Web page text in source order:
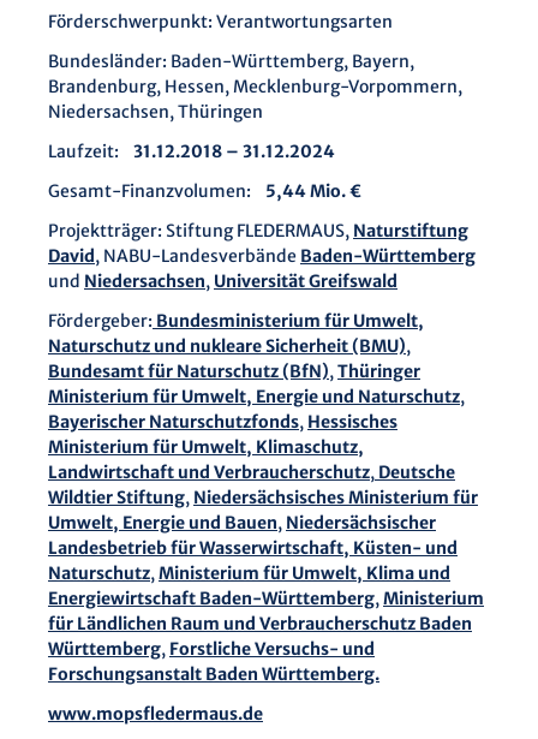
Förderschwerpunkt: Verantwortungsarten
Bundesländer: Baden-Württemberg, Bayern,
Brandenburg, Hessen, Mecklenburg-Vorpommern,
Niedersachsen, Thüringen
Laufzeit: 31.12.2018 – 31.12.2024
Gesamt-Finanzvolumen: 5,44 Mio. €
Projektträger: Stiftung FLEDERMAUS, Naturstiftung
David , NABU-Landesverbände Baden-Württemberg
und Niedersachsen, Universität Greifswald
Fördergeber: Bundesministerium für Umwelt,
Naturschutz und nukleare Sicherheit (BMU),
Bundesamt für Naturschutz (BfN),Thüringer
Ministerium für Umwelt, Energie und Naturschutz,
Bayerischer Naturschutzfonds, Hessisches
Ministerium für Umwelt, Klimaschutz,
Landwirtschaft und Verbraucherschutz, Deutsche
Wildtier Stiftung, Niedersächsisches Ministerium für
Umwelt, Energie und Bauen, Niedersächsischer
Landesbetrieb für Wasserwirtschaft, Küsten- und
Naturschutz,Ministerium für Umwelt, Klima und
Energiewirtschaft Baden-Württemberg,Ministerium
für Ländlichen Raum und Verbraucherschutz Baden
Württemberg, Forstliche Versuchs- und
Forschungsanstalt Baden Württemberg.
www.mopsfledermaus.de